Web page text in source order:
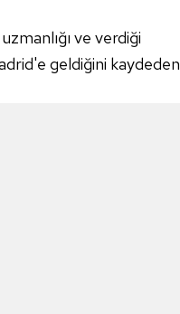
ve verdiği
geldiğini kaydeden